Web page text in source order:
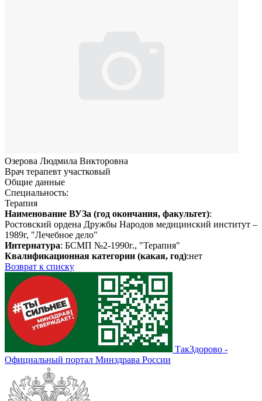
Озерова Людмила Викторовна
Врач терапевт участковый
Общие данные
Специальность:
Терапия
Наименование ВУЗа (год окончания, факультет):
Ростовский ордена Дружбы Народов медицинский институт –
1989г, "Лечебное дело"
Интернатура: БСМП №2-1990г., "Терапия"
Квалификационная категории (какая, год):нет
Возврат к списку
ТакЗдорово -
Официальный портал Минздрава России